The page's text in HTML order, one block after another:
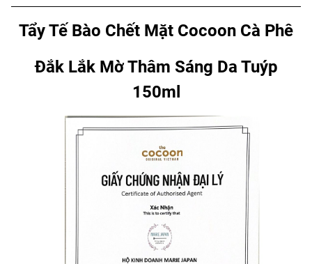
Tẩy Tế Bào Chết Mặt Cocoon Cà Phê
Đắk Lắk Mờ Thâm Sáng Da Tuýp
150ml